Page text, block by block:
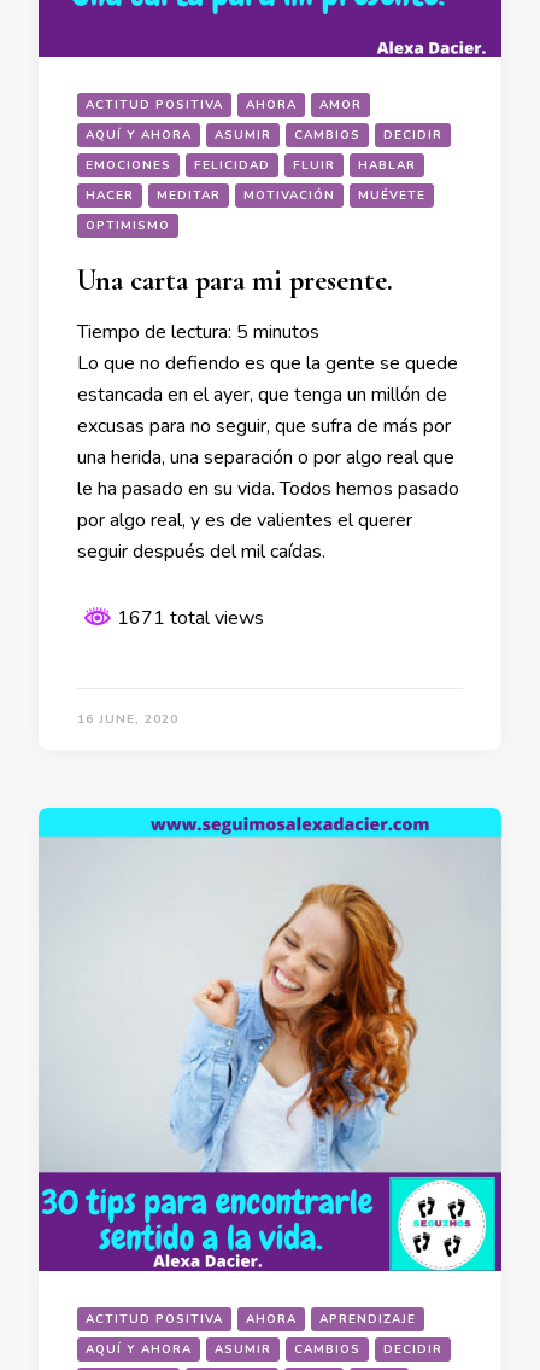
ACTITUD POSITIVA AHORA
AMOR
AQUÍ Y AHORA
ASUMIR CAMBIOS
DECIDIR
EMOCIONES
FELICIDAD FLUIR
HABLAR
HACER
MEDITAR MOTIVACIÓN
MUÉVETE
OPTIMISMO
Una carta para mi presente.
Tiempo de lectura: 5 minutos
Lo que no defiendo es que la gente se quede
estancada en el ayer, que tenga un millón de
excusas para no seguir, que sufra de más por
una herida, una separación o por algo real que
le ha pasado en su vida. Todos hemos pasado
por algo real, y es de valientes el querer
seguir después del mil caídas.
1671 total views
16 JUNE, 2020
ACTITUD POSITIVA AHORA
APRENDIZAJE
AQUÍ Y AHORA
ASUMIR CAMBIOS
DECIDIR